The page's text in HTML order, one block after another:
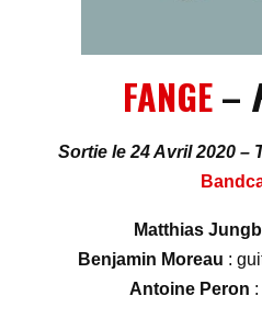
FANGE–
Sortie le 24 Avril 2020 –
Matthias
Benjamin Moreau :
Antoine Peron